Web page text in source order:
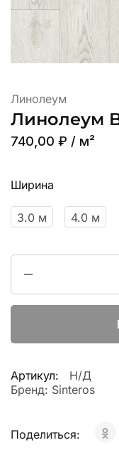
Линолеум
Линолеум
740,00 ₽ / м²
Ширина
3.0 м 4.0 м
Артикул:
Н/Д
Бренд: Sinteros
Поделиться: